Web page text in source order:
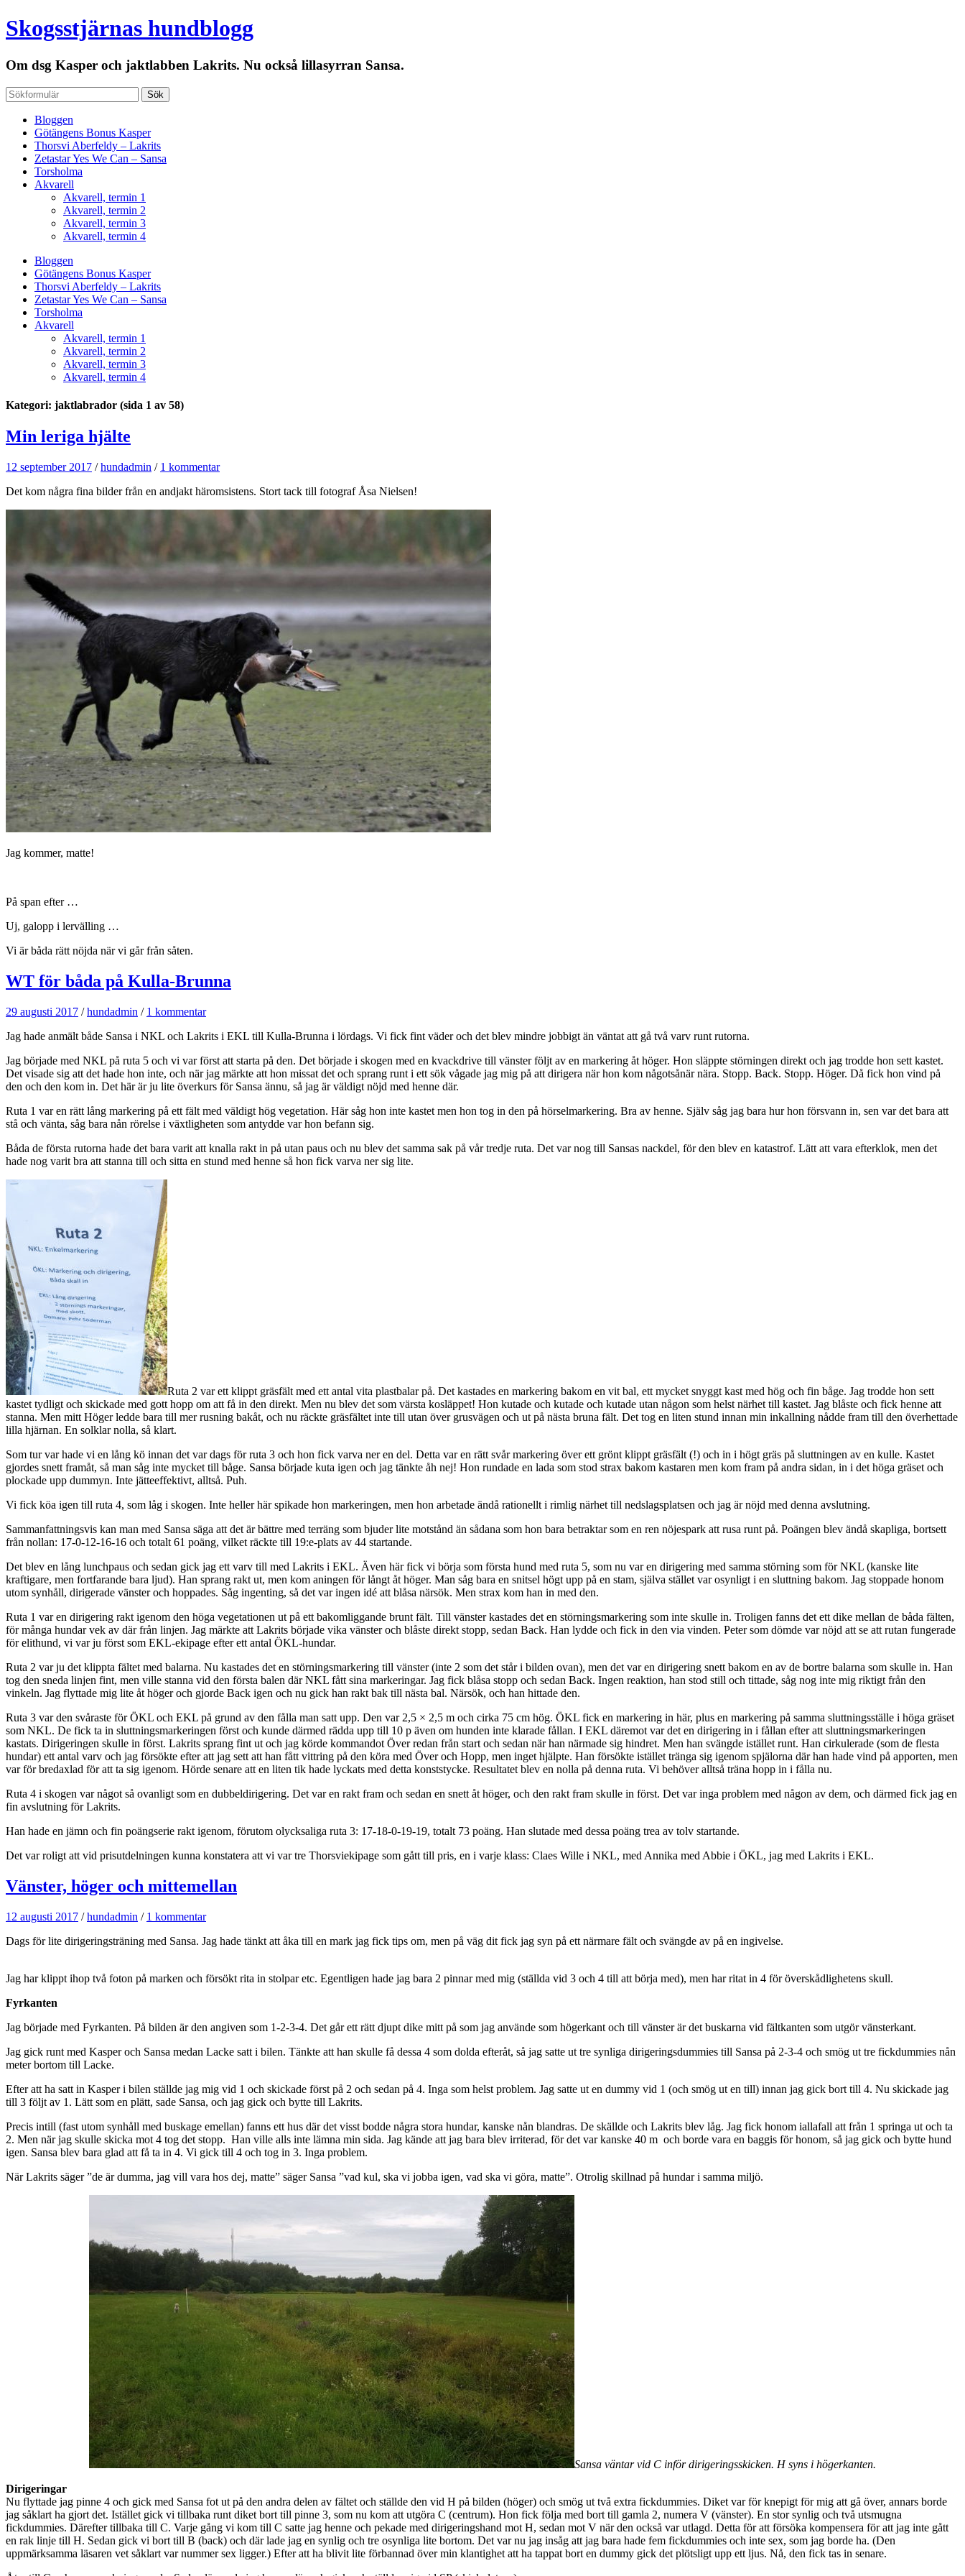
Skogsstjärnas hundblogg
Om dsg Kasper och jaktlabben Lakrits. Nu också lillasyrran Sansa.
Bloggen
Götängens Bonus Kasper
Thorsvi Aberfeldy – Lakrits
Zetastar Yes We Can – Sansa
Torsholma
Akvarell
Akvarell, termin 1
Akvarell, termin 2
Akvarell, termin 3
Akvarell, termin 4
Bloggen
Götängens Bonus Kasper
Thorsvi Aberfeldy – Lakrits
Zetastar Yes We Can – Sansa
Torsholma
Akvarell
Akvarell, termin 1
Akvarell, termin 2
Akvarell, termin 3
Akvarell, termin 4
Kategori: jaktlabrador (sida 1 av 58)
Min leriga hjälte
12 september 2017 /hundadmin / 1 kommentar
Det kom några fina bilder från en andjakt häromsistens. Stort tack till fotograf Åsa Nielsen!
Jag kommer, matte!
På span efter …
Uj, galopp i lervälling …
Vi är båda rätt nöjda när vi går från såten.
WT för båda på Kulla-Brunna
29 augusti 2017 /hundadmin / 1 kommentar
Jag hade anmält både Sansa i NKL och Lakrits i EKL till Kulla-Brunna i lördags. Vi fick fint väder och det blev mindre jobbigt än väntat att gå två varv runt rutorna.
Jag började med NKL på ruta 5 och vi var först att starta på den. Det började i skogen med en kvackdrive till vänster följt av en markering åt höger. Hon släppte störningen direkt och jag trodde hon sett kastet.
Det visade sig att det hade hon inte, och när jag märkte att hon missat det och sprang runt i ett sök vågade jag mig på att dirigera när hon kom någotsånär nära. Stopp. Back. Stopp. Höger. Då fick hon vind på
den och den kom in. Det här är ju lite överkurs för Sansa ännu, så jag är väldigt nöjd med henne där.
Ruta 1 var en rätt lång markering på ett fält med väldigt hög vegetation. Här såg hon inte kastet men hon tog in den på hörselmarkering. Bra av henne. Själv såg jag bara hur hon försvann in, sen var det bara att
stå och vänta, såg bara nån rörelse i växtligheten som antydde var hon befann sig.
Båda de första rutorna hade det bara varit att knalla rakt in på utan paus och nu blev det samma sak på vår tredje ruta. Det var nog till Sansas nackdel, för den blev en katastrof. Lätt att vara efterklok, men det
hade nog varit bra att stanna till och sitta en stund med henne så hon fick varva ner sig lite.
Ruta 2 var ett klippt gräsfält med ett antal vita plastbalar på. Det kastades en markering bakom en vit bal, ett mycket snyggt kast med hög och fin båge. Jag trodde hon sett
kastet tydligt och skickade med gott hopp om att få in den direkt. Men nu blev det som värsta kosläppet! Hon kutade och kutade och kutade utan någon som helst närhet till kastet. Jag blåste och fick henne att
stanna. Men mitt Höger ledde bara till mer rusning bakåt, och nu räckte gräsfältet inte till utan över grusvägen och ut på nästa bruna fält. Det tog en liten stund innan min inkallning nådde fram till den överhettade
lilla hjärnan. En solklar nolla, så klart.
Som tur var hade vi en lång kö innan det var dags för ruta 3 och hon fick varva ner en del. Detta var en rätt svår markering över ett grönt klippt gräsfält (!) och in i högt gräs på sluttningen av en kulle. Kastet
gjordes snett framåt, så man såg inte mycket till båge. Sansa började kuta igen och jag tänkte åh nej! Hon rundade en lada som stod strax bakom kastaren men kom fram på andra sidan, in i det höga gräset och
plockade upp dummyn. Inte jätteeffektivt, alltså. Puh.
Vi fick köa igen till ruta 4, som låg i skogen. Inte heller här spikade hon markeringen, men hon arbetade ändå rationellt i rimlig närhet till nedslagsplatsen och jag är nöjd med denna avslutning.
Sammanfattningsvis kan man med Sansa säga att det är bättre med terräng som bjuder lite motstånd än sådana som hon bara betraktar som en ren nöjespark att rusa runt på. Poängen blev ändå skapliga, bortsett
från nollan: 17-0-12-16-16 och totalt 61 poäng, vilket räckte till 19:e-plats av 44 startande.
Det blev en lång lunchpaus och sedan gick jag ett varv till med Lakrits i EKL. Även här fick vi börja som första hund med ruta 5, som nu var en dirigering med samma störning som för NKL (kanske lite
kraftigare, men fortfarande bara ljud). Han sprang rakt ut, men kom aningen för långt åt höger. Man såg bara en snitsel högt upp på en stam, själva stället var osynligt i en sluttning bakom. Jag stoppade honom
utom synhåll, dirigerade vänster och hoppades. Såg ingenting, så det var ingen idé att blåsa närsök. Men strax kom han in med den.
Ruta 1 var en dirigering rakt igenom den höga vegetationen ut på ett bakomliggande brunt fält. Till vänster kastades det en störningsmarkering som inte skulle in. Troligen fanns det ett dike mellan de båda fälten,
för många hundar vek av där från linjen. Jag märkte att Lakrits började vika vänster och blåste direkt stopp, sedan Back. Han lydde och fick in den via vinden. Peter som dömde var nöjd att se att rutan fungerade
för elithund, vi var ju först som EKL-ekipage efter ett antal ÖKL-hundar.
Ruta 2 var ju det klippta fältet med balarna. Nu kastades det en störningsmarkering till vänster (inte 2 som det står i bilden ovan), men det var en dirigering snett bakom en av de bortre balarna som skulle in. Han
tog den sneda linjen fint, men ville stanna vid den första balen där NKL fått sina markeringar. Jag fick blåsa stopp och sedan Back. Ingen reaktion, han stod still och tittade, såg nog inte mig riktigt från den
vinkeln. Jag flyttade mig lite åt höger och gjorde Back igen och nu gick han rakt bak till nästa bal. Närsök, och han hittade den.
Ruta 3 var den svåraste för ÖKL och EKL på grund av den fålla man satt upp. Den var 2,5 × 2,5 m och cirka 75 cm hög. ÖKL fick en markering in här, plus en markering på samma sluttningsställe i höga gräset
som NKL. De fick ta in sluttningsmarkeringen först och kunde därmed rädda upp till 10 p även om hunden inte klarade fållan. I EKL däremot var det en dirigering in i fållan efter att sluttningsmarkeringen
kastats. Dirigeringen skulle in först. Lakrits sprang fint ut och jag körde kommandot Över redan från start och sedan när han närmade sig hindret. Men han svängde istället runt. Han cirkulerade (som de flesta
hundar) ett antal varv och jag försökte efter att jag sett att han fått vittring på den köra med Över och Hopp, men inget hjälpte. Han försökte istället tränga sig igenom spjälorna där han hade vind på apporten, men
var för bredaxlad för att ta sig igenom. Hörde senare att en liten tik hade lyckats med detta konststycke. Resultatet blev en nolla på denna ruta. Vi behöver alltså träna hopp in i fålla nu.
Ruta 4 i skogen var något så ovanligt som en dubbeldirigering. Det var en rakt fram och sedan en snett åt höger, och den rakt fram skulle in först. Det var inga problem med någon av dem, och därmed fick jag en
fin avslutning för Lakrits.
Han hade en jämn och fin poängserie rakt igenom, förutom olycksaliga ruta 3: 17-18-0-19-19, totalt 73 poäng. Han slutade med dessa poäng trea av tolv startande.
Det var roligt att vid prisutdelningen kunna konstatera att vi var tre Thorsviekipage som gått till pris, en i varje klass: Claes Wille i NKL, med Annika med Abbie i ÖKL, jag med Lakrits i EKL.
Vänster, höger och mittemellan
12 augusti 2017 /hundadmin / 1 kommentar
Dags för lite dirigeringsträning med Sansa. Jag hade tänkt att åka till en mark jag fick tips om, men på väg dit fick jag syn på ett närmare fält och svängde av på en ingivelse.
Jag har klippt ihop två foton på marken och försökt rita in stolpar etc. Egentligen hade jag bara 2 pinnar med mig (ställda vid 3 och 4 till att börja med), men har ritat in 4 för överskådlighetens skull.
Fyrkanten
Jag började med Fyrkanten. På bilden är den angiven som 1-2-3-4. Det går ett rätt djupt dike mitt på som jag använde som högerkant och till vänster är det buskarna vid fältkanten som utgör vänsterkant.
Jag gick runt med Kasper och Sansa medan Lacke satt i bilen. Tänkte att han skulle få dessa 4 som dolda efteråt, så jag satte ut tre synliga dirigeringsdummies till Sansa på 2-3-4 och smög ut tre fickdummies nån
meter bortom till Lacke.
Efter att ha satt in Kasper i bilen ställde jag mig vid 1 och skickade först på 2 och sedan på 4. Inga som helst problem. Jag satte ut en dummy vid 1 (och smög ut en till) innan jag gick bort till 4. Nu skickade jag
till 3 följt av 1. Lätt som en plätt, sade Sansa, och jag gick och bytte till Lakrits.
Precis intill (fast utom synhåll med buskage emellan) fanns ett hus där det visst bodde några stora hundar, kanske nån blandras. De skällde och Lakrits blev låg. Jag fick honom iallafall att från 1 springa ut och ta
2. Men när jag skulle skicka mot 4 tog det stopp. Han ville alls inte lämna min sida. Jag kände att jag bara blev irriterad, för det var kanske 40 m och borde vara en baggis för honom, så jag gick och bytte hund
igen. Sansa blev bara glad att få ta in 4. Vi gick till 4 och tog in 3. Inga problem.
När Lakrits säger ”de är dumma, jag vill vara hos dej, matte” säger Sansa ”vad kul, ska vi jobba igen, vad ska vi göra, matte”. Otrolig skillnad på hundar i samma miljö.
Sansa väntar vid C inför dirigeringsskicken. H syns i högerkanten.
Dirigeringar
Nu flyttade jag pinne 4 och gick med Sansa fot ut på den andra delen av fältet och ställde den vid H på bilden (höger) och smög ut två extra fickdummies. Diket var för knepigt för mig att gå över, annars borde
jag såklart ha gjort det. Istället gick vi tillbaka runt diket bort till pinne 3, som nu kom att utgöra C (centrum). Hon fick följa med bort till gamla 2, numera V (vänster). En stor synlig och två utsmugna
fickdummies. Därefter tillbaka till C. Varje gång vi kom till C satte jag henne och pekade med dirigeringshand mot H, sedan mot V när den också var utlagd. Detta för att försöka kompensera för att jag inte gått
en rak linje till H. Sedan gick vi bort till B (back) och där lade jag en synlig och tre osynliga lite bortom. Det var nu jag insåg att jag bara hade fem fickdummies och inte sex, som jag borde ha. (Den
uppmärksamma läsaren vet såklart var nummer sex ligger.) Efter att ha blivit lite förbannad över min klantighet att ha tappat bort en dummy gick det plötsligt upp ett ljus. Nå, den fick tas in senare.